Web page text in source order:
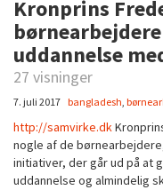
Kronprins
uddannelse
27 visninger
7. juli 2017 bangladesh,
http://samvirke.dk
nogle af de
initiativer, der går ud på at
uddannelse og almindelig